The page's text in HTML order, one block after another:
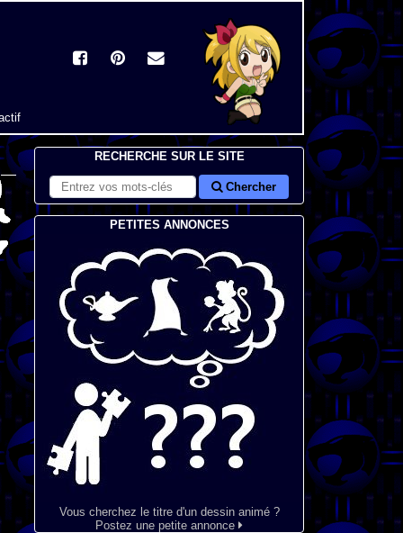
RECHERCHE SUR LE SITE
Chercher
PETITES ANNONCES
Vous cherchez le titre d'un dessin animé ?
Postez une petite annonce